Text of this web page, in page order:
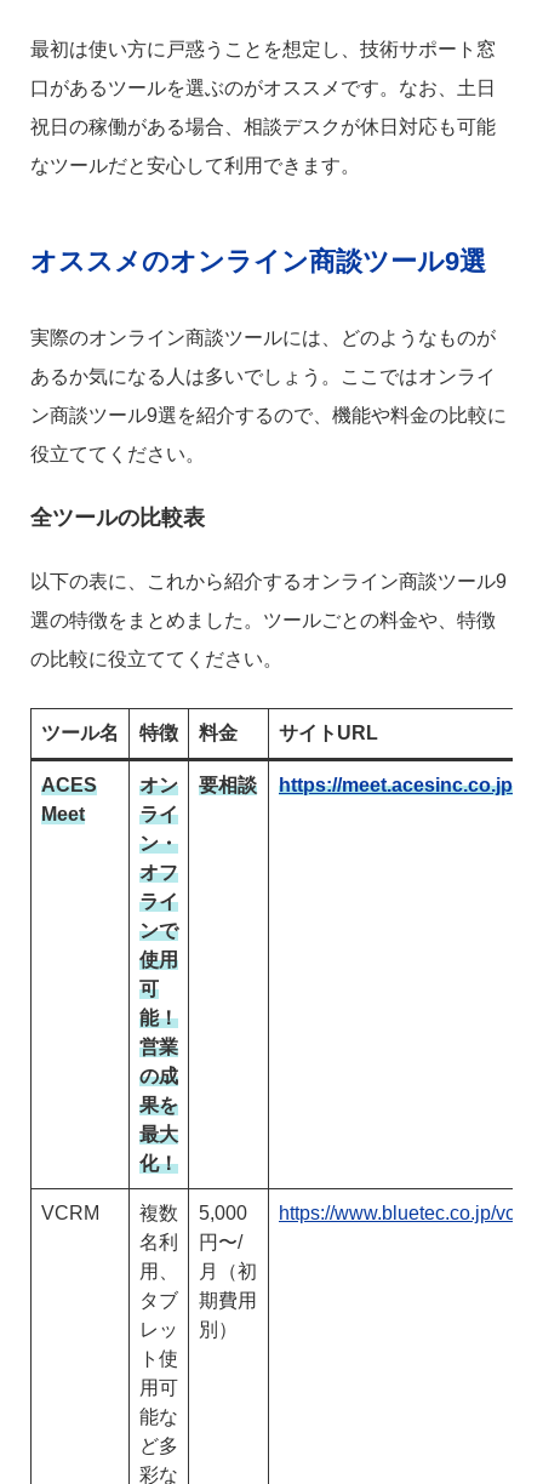
最初は使い方に戸惑うことを想定し、技術サポート窓
口があるツールを選ぶのがオススメです。なお、土日
祝日の稼働がある場合、相談デスクが休日対応も可能
なツールだと安心して利用できます。
オススメのオンライン商談ツール9選
実際のオンライン商談ツールには、どのようなものが
あるか気になる人は多いでしょう。ここではオンライ
ン商談ツール9選を紹介するので、機能や料金の比較に
役立ててください。
全ツールの比較表
以下の表に、これから紹介するオンライン商談ツール9
選の特徴をまとめました。ツールごとの料金や、特徴
の比較に役立ててください。
ツール名 特徴 料金 サイトURL
ACES
Meet
オン
ライ
ン・
オフ
ライ
ンで
使用
可
能！
営業
の成
果を
最大
化！
要相談 https://meet.acesinc.co.jp/
VCRM
複数
名利
用、
タブ
レッ
ト使
用可
能な
ど多
彩な
5,000
円〜/
月（初
期費用
別）
https://www.bluetec.co.jp/vcrm/